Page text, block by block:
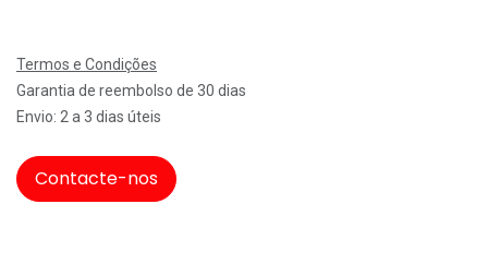
Termos e Condições
Garantia de reembolso de 30 dias
Envio: 2 a 3 dias úteis
Contacte-nos